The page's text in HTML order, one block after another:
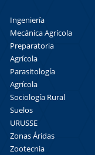
Ingeniería
Mecánica Agrícola
Preparatoria
Agrícola
Parasitología
Agrícola
Sociología Rural
Suelos
URUSSE
Zonas Áridas
Zootecnia